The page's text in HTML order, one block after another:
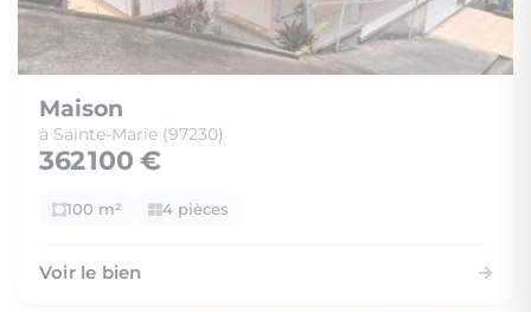
Maison
à Sainte-Marie (97230)
362 100 €
100 m² 4 pièces
Voir le bien